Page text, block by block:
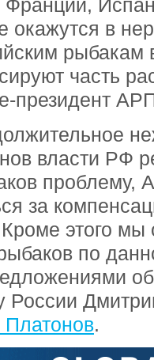
окажутся в
рыбакам
часть
президент
власти РФ
проблему,
за
этого мы
по
России
.